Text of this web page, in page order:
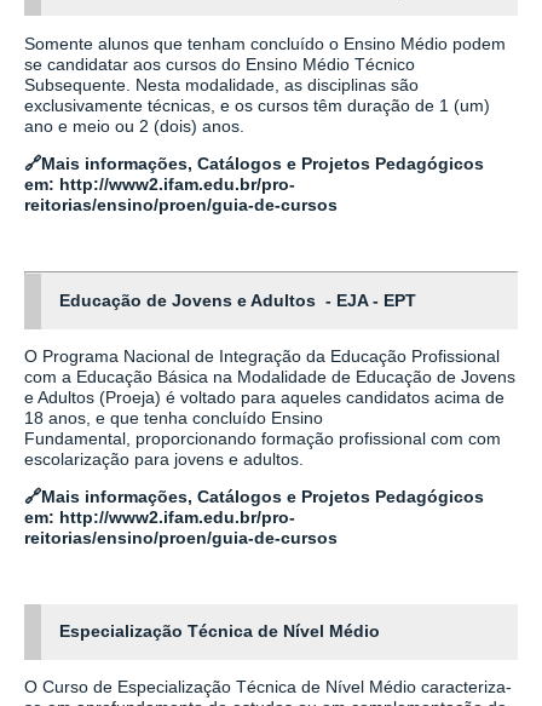
Somente alunos que tenham concluído o Ensino Médio podem
se candidatar aos cursos do Ensino Médio Técnico
Subsequente. Nesta modalidade, as disciplinas são
exclusivamente técnicas, e os cursos têm duração de 1 (um)
ano e meio ou 2 (dois) anos.
🔗Mais informações, Catálogos e Projetos Pedagógicos
em: http://www2.ifam.edu.br/pro-
reitorias/ensino/proen/guia-de-cursos
Educação de Jovens e Adultos - EJA - EPT
O Programa Nacional de Integração da Educação Profissional
com a Educação Básica na Modalidade de Educação de Jovens
e Adultos (Proeja) é voltado para aqueles candidatos acima de
18 anos, e que tenha concluído Ensino
Fundamental, proporcionando formação profissional com com
escolarização para jovens e adultos.
🔗Mais informações, Catálogos e Projetos Pedagógicos
em: http://www2.ifam.edu.br/pro-
reitorias/ensino/proen/guia-de-cursos
Especialização Técnica de Nível Médio
O Curso de Especialização Técnica de Nível Médio caracteriza-